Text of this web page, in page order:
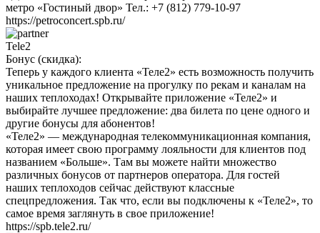
метро «Гостиный двор» Тел.: +7 (812) 779-10-97
https://petroconcert.spb.ru/
Tele2
Бонус (скидка):
Теперь у каждого клиента «Теле2» есть возможность получить
уникальное предложение на прогулку по рекам и каналам на
наших теплоходах! Открывайте приложение «Теле2» и
выбирайте лучшее предложение: два билета по цене одного и
другие бонусы для абонентов!
«Теле2» — международная телекоммуникационная компания,
которая имеет свою программу лояльности для клиентов под
названием «Больше». Там вы можете найти множество
различных бонусов от партнеров оператора. Для гостей
наших теплоходов сейчас действуют классные
спецпредложения. Так что, если вы подключены к «Теле2», то
самое время заглянуть в свое приложение!
https://spb.tele2.ru/